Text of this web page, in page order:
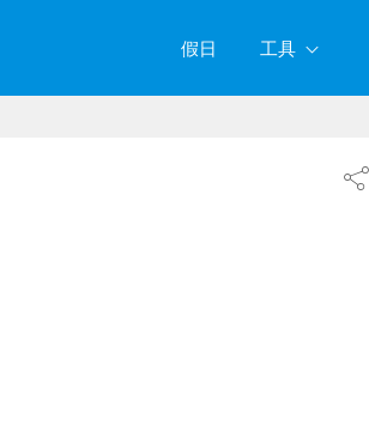
假日 工具